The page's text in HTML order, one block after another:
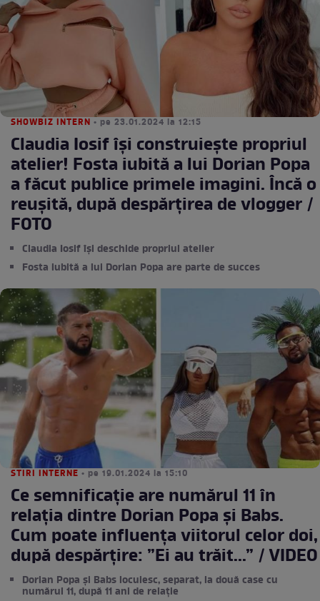
SHOWBIZ INTERN • pe 23.01.2024 la 12:15
Claudia Iosif își construiește propriul
atelier! Fosta iubită a lui Dorian Popa
a făcut publice primele imagini. Încă o
reușită, după despărțirea de vlogger /
FOTO
Claudia Iosif își deschide propriul atelier
Fosta iubită a lui Dorian Popa are parte de succes
STIRI INTERNE • pe 19.01.2024 la 15:10
Ce semnificație are numărul 11 în
relația dintre Dorian Popa și Babs.
Cum poate influența viitorul celor doi,
după despărțire: ”Ei au trăit...” / VIDEO
Dorian Popa și Babs locuiesc, separat, la două case cu
numărul 11, după 11 ani de relație